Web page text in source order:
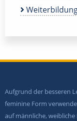
Aufgrund der besseren
feminine Form
auf männliche,